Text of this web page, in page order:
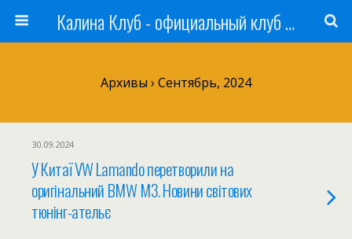
Калина Клуб - официальный клуб ЛАДА
Архивы › Сентябрь, 2024
30.09.2024
У Китаї VW Lamando перетворили на
оригінальний BMW M3. Новини світових
тюнінг-ательє